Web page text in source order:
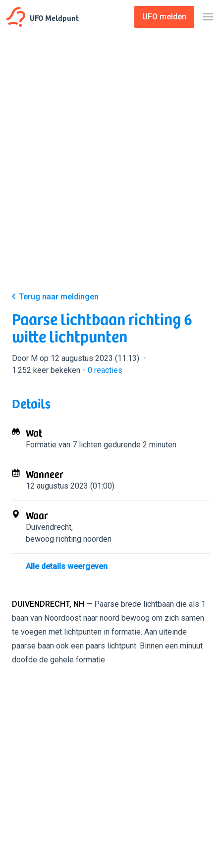
UFO Meldpunt UFO melden
Terug naar meldingen
Paarse lichtbaan richting 6
witte lichtpunten
Door M op 12 augustus 2023 (11:13)
1.252 keer bekeken
0 reacties
Details
Wat
Formatie van 7 lichten gedurende 2 minuten
Wanneer
12 augustus 2023 (01:00)
Waar
Duivendrecht,
bewoog richting noorden
Alle details weergeven
DUIVENDRECHT, NH — Paarse brede lichtbaan die als 1
baan van Noordoost naar noord bewoog om zich samen
te voegen met lichtpunten in formatie. Aan uiteinde
paarse baan ook een paars lichtpunt. Binnen een minuut
doofde de gehele formatie